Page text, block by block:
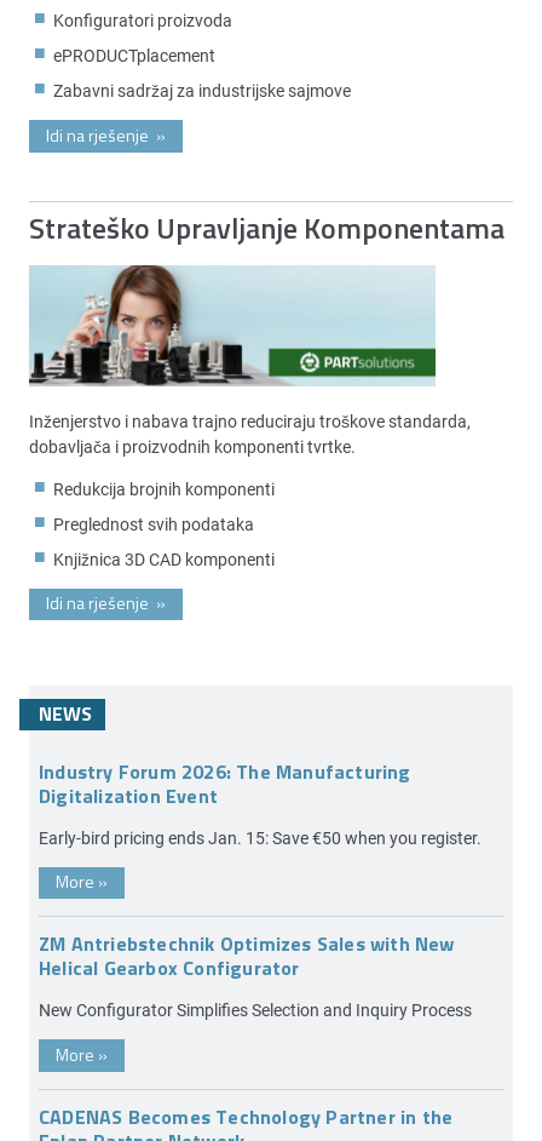
Konfiguratori proizvoda
ePRODUCTplacement
Zabavni sadržaj za industrijske sajmove
Idi na rješenje »
Strateško Upravljanje Komponentama
Inženjerstvo i nabava trajno reduciraju troškove standarda,
dobavljača i proizvodnih komponenti tvrtke.
Redukcija brojnih komponenti
Preglednost svih podataka
Knjižnica 3D CAD komponenti
Idi na rješenje »
NEWS
Industry Forum 2026: The Manufacturing
Digitalization Event
Early-bird pricing ends Jan. 15: Save €50 when you register.
More »
ZM Antriebstechnik Optimizes Sales with New
Helical Gearbox Configurator
New Configurator Simplifies Selection and Inquiry Process
More »
CADENAS Becomes Technology Partner in the